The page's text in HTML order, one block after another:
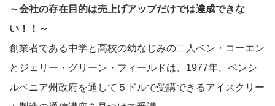
～会社の存在目的は売上げアップだけでは達成できな
い！！～
創業者である中学と高校の幼なじみの二人ベン・コーエン
とジェリー・グリーン・フィールドは、1977年、ペンシ
ルベニア州政府を通して５ドルで受講できるアイスクリー